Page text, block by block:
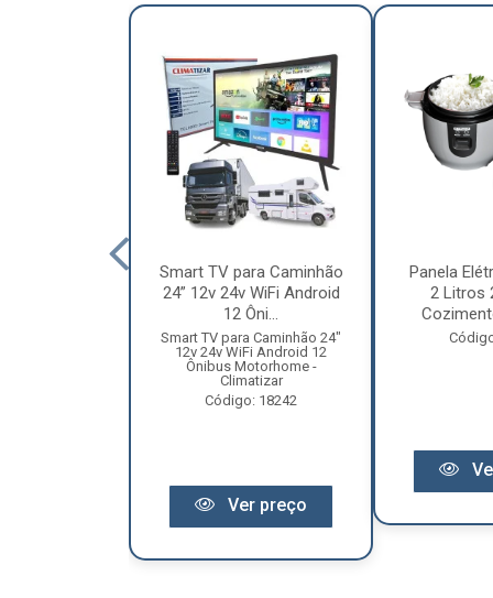
Smart TV para Caminhão
24” 12v 24v WiFi Android
12 Ôni...
Smart TV para Caminhão 24"
12v 24v WiFi Android 12
Ônibus Motorhome -
Climatizar
Código: 18242
Ver preço
Panela
2 Litros